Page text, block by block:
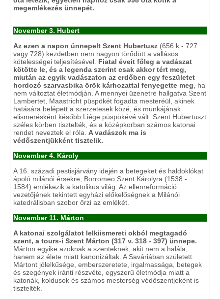
megemlékezés ünnepét.
November 3. Hubert
Az ezen a napon ünnepelt Szent Hubertusz (656 k - 727
vagy 728) kezdetben nem nagyon törődött a vallásos
kötelességei teljesítésével. Fiatal éveit főleg a vadászat
kötötte le, és a legenda szerint csak akkor tért meg,
miután az egyik vadászaton az erdőben egy feszületet
hordozó szarvasbika örök kárhozattal fenyegette meg , ha
nem változtat életmódján. A mennyei üzenetre hallgatva Szent
Lambertet, Maastricht püspökét fogadta mesteréül, akinek
hatására belépett a szerzetesek közé, és munkájának
elismerésként később Liége püspökévé vált. Szent Hubertuszt
széles körben tisztelték, és a középkorban számos katonai
rendet neveztek el róla. A vadászok ma is
védőszentjükként tisztelik.
November 4. Károly
A 16. századi pestisjárvány idején a betegeket és haldoklókat
ápoló milánói érsekre, Borromeo Szent Károlyra (1538 -
1584) emlékezik a katolikus világ. Az ellenreformáció
vezetőjének tekintett egyházi előkelőségnek a Milánói
katedrálisban szobor őrzi az emlékét.
November 11. Márton
A katonai szolgálatot lelkiismereti okból megtagadó
szent, a tours-i Szent Márton (317 v. 318 - 397) ünnepe.
Márton egyike azoknak a szenteknek, akit nem a halála,
hanem az élete miatt kanonizáltak. A Saváriában született
Mártont jólelkűsége, emberszeretete, irgalmassága, betegek
és szegények iránti részvéte, egyszerű életmódja miatt a
katonák, koldusok és számos mesterség védőszentjeként is
tisztelték.